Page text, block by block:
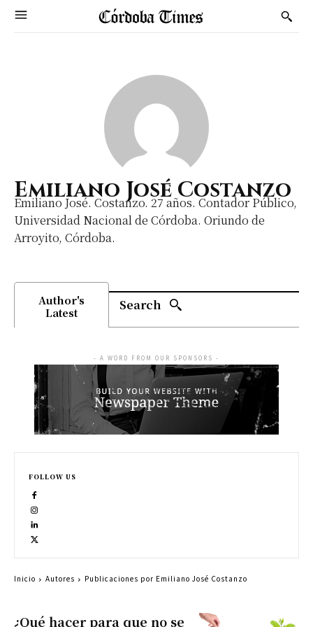
Emiliano José Costanzo
Emiliano José. Costanzo. 27 años. Contador Público,
Universidad Nacional de Córdoba. Oriundo de
Arroyito, Córdoba.
Author's
Latest
Search
¿Qué hacer para que no se
- A WORD FROM OUR SPONSORS -
FOLLOW US
Inicio Autores Publicaciones por Emiliano José Costanzo